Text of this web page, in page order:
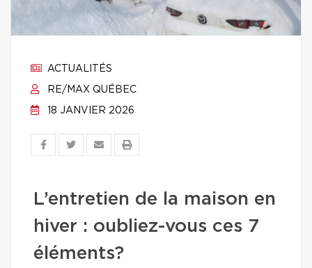
ACTUALITÉS
RE/MAX QUÉBEC
18 JANVIER 2026
L’entretien de la maison en
hiver : oubliez-vous ces 7
éléments?